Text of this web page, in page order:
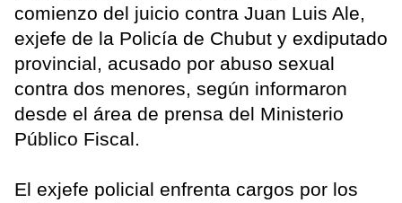
comienzo del juicio contra Juan Luis Ale,
exjefe de la Policía de Chubut y exdiputado
provincial, acusado por abuso sexual
contra dos menores, según informaron
desde el área de prensa del Ministerio
Público Fiscal.
El exjefe policial enfrenta cargos por los